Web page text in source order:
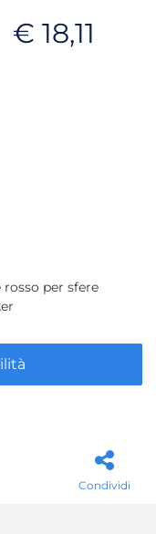
€ 18,11
per sfere
Condividi